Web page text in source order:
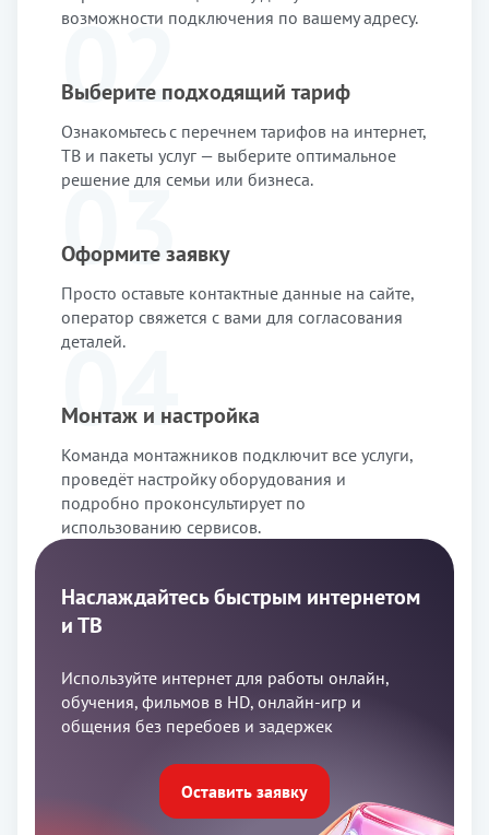
возможности подключения по вашему адресу.
02
Выберите подходящий тариф
Ознакомьтесь с перечнем тарифов на интернет,
ТВ и пакеты услуг — выберите оптимальное
решение для семьи или бизнеса.
03
Оформите заявку
Просто оставьте контактные данные на сайте,
оператор свяжется с вами для согласования
деталей.
04
Монтаж и настройка
Команда монтажников подключит все услуги,
проведёт настройку оборудования и
подробно проконсультирует по
использованию сервисов.
Наслаждайтесь быстрым интернетом
и ТВ
Используйте интернет для работы онлайн,
обучения, фильмов в HD, онлайн-игр и
общения без перебоев и задержек
Оставить заявку